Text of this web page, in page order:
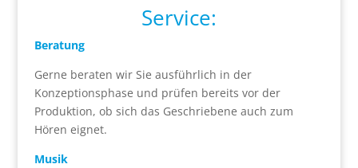
Service:
Beratung
Gerne beraten wir Sie ausführlich in der
Konzeptionsphase und prüfen bereits vor der
Produktion, ob sich das Geschriebene auch zum
Hören eignet.
Musik